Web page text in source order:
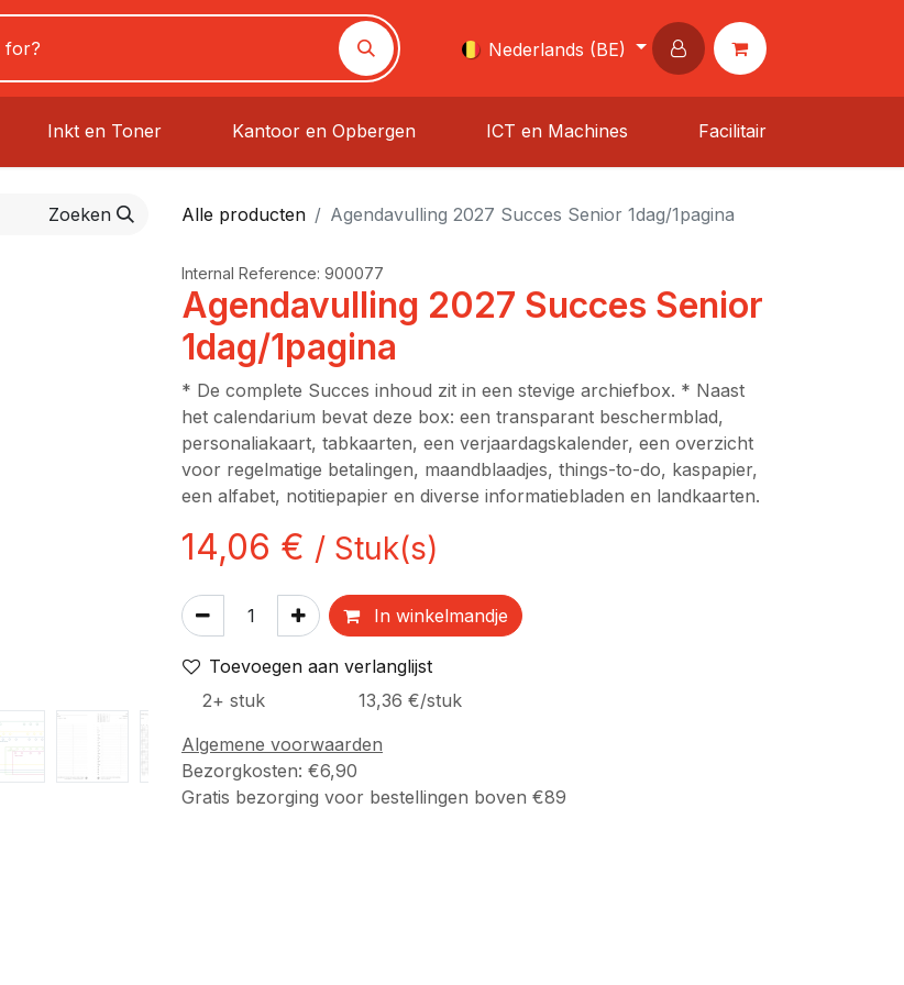
Nederlands (BE)
Inkt en Toner Kantoor en Opbergen ICT en Machines Facilitair
Zoeken Alle producten Agendavulling 2027 Succes Senior 1dag/1pagina
Internal Reference: 900077
Agendavulling 2027 Succes Senior
1dag/1pagina
* De complete Succes inhoud zit in een stevige archiefbox. * Naast
het calendarium bevat deze box: een transparant beschermblad,
personaliakaart, tabkaarten, een verjaardagskalender, een overzicht
voor regelmatige betalingen, maandblaadjes, things-to-do, kaspapier,
een alfabet, notitiepapier en diverse informatiebladen en landkaarten.
14,06 € / Stuk(s)
In winkelmandje
Toevoegen aan verlanglijst
2+ stuk 13,36 €/stuk
Algemene voorwaarden
Bezorgkosten: €6,90
Gratis bezorging voor bestellingen boven €89